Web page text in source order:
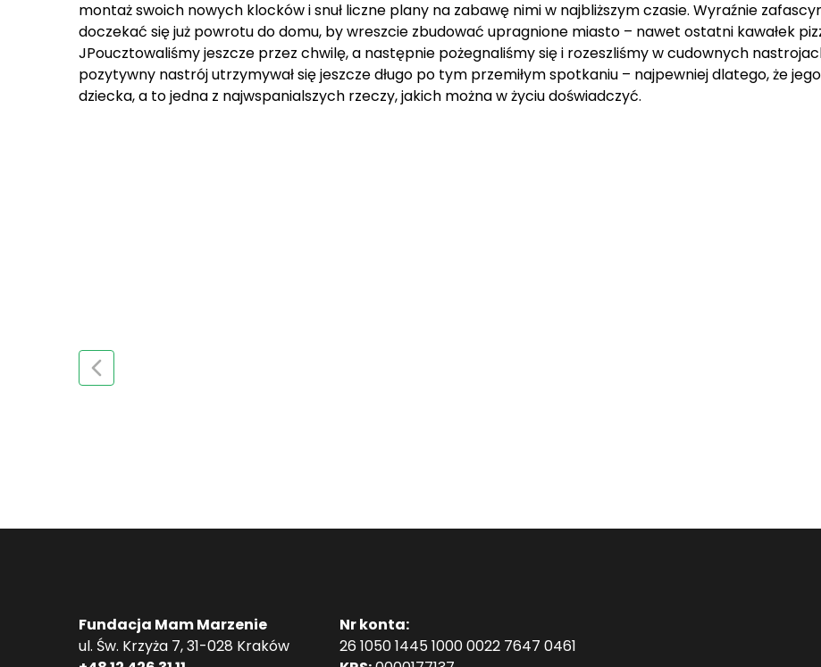
montaż swoich nowych klocków i snuł liczne plany na zabawę nimi w najbliższym czasie. Wyraźnie
doczekać się już powrotu do domu, by wreszcie zbudować upragnione miasto – nawet ostatni kawałek
JPoucztowaliśmy jeszcze przez chwilę, a następnie pożegnaliśmy się i rozeszliśmy w cudownych
pozytywny nastrój utrzymywał się jeszcze długo po tym przemiłym spotkaniu – najpewniej dlatego, że
dziecka, a to jedna z najwspanialszych rzeczy, jakich można w życiu doświadczyć.
Fundacja Mam Marzenie
ul. Św. Krzyża 7, 31-028 Kraków
Nr konta:
26 1050 1445 1000 0022 7647 0461